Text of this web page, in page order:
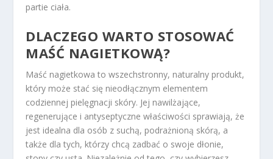
partie ciała.
DLACZEGO WARTO STOSOWAĆ
MAŚĆ NAGIETKOWĄ?
Maść nagietkowa to wszechstronny, naturalny produkt,
który może stać się nieodłącznym elementem
codziennej pielęgnacji skóry. Jej nawilżające,
regenerujące i antyseptyczne właściwości sprawiają, że
jest idealna dla osób z suchą, podrażnioną skórą, a
także dla tych, którzy chcą zadbać o swoje dłonie,